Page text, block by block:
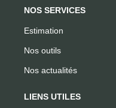
NOS SERVICES
Estimation
Nos outils
Nos actualités
LIENS UTILES